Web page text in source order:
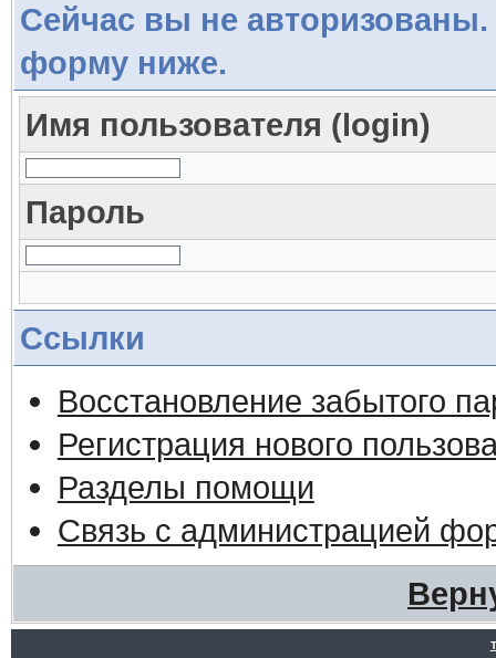
Сейчас вы не авторизованы.
форму ниже.
Имя пользователя (login)
Пароль
Ссылки
Восстановление забытого
Регистрация нового
Разделы помощи
Связь с администрацией